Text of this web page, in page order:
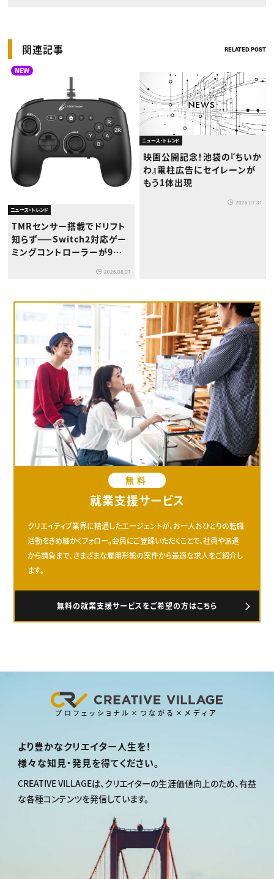
関連記事 RELATED POST
NEW
ニュース・トレンド
TMRセンサー搭載でドリフト
知らず——Switch2対応ゲー
ミングコントローラーが9月
2026.08.07
ニュース・トレンド
映画公開記念！池袋の『ちいか
わ』電柱広告にセイレーンが
もう1体出現
2026.07.31
無料
就業支援サービス
クリエイティブ業界に精通したエージェントが、お一人おひとりの転職
活動をきめ細かくフォロー。会員にご登録いただくことで、社員や派遣
から請負まで、さまざまな雇用形態の案件から最適な求人をご紹介し
ます。
無料の就業支援サービスをご希望の方はこちら
プロフェッショナル×つながる×メディア
より豊かなクリエイター人生を！
様々な知見・発見を得てください。
CREATIVE VILLAGEは、 クリエイターの生涯価値向上のため、有益
な各種コンテンツを発信しています。